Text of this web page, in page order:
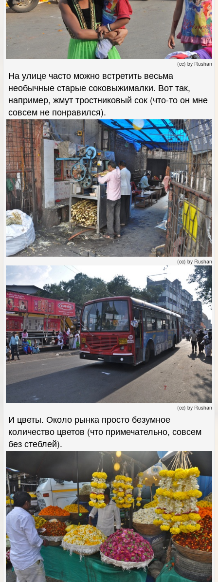
(cc) by Rushan
На улице часто можно встретить весьма
необычные старые соковыжималки. Вот так,
например, жмут тростниковый сок (что-то он мне
совсем не понравился).
(cc) by Rushan
(cc) by Rushan
И цветы. Около рынка просто безумное
количество цветов (что примечательно, совсем
без стеблей).